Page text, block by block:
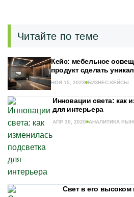
Читайте по теме
Кейс: мебельное
продукт сделать
НОЯ 15, 2023 БИЗНЕС-КЕЙСЫ
Инновации света: как
для интерьера
АПР 30, 2020 АНАЛИТИКА
Свет в его высоком